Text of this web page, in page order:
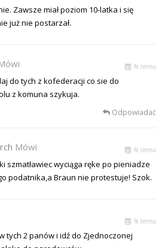
Zawsze miał poziom 10-latka i się
już nie postarzał.
% temu
do tych z kofederacji co sie do
z komuna szykuja.
Odpowiadać
Mówi % temu
szmatławiec wyciąga ręke po pieniadze
podatnika,a Braun nie protestuje! Szok.
% temu
tych 2 panów i idź do Zjednoczonej